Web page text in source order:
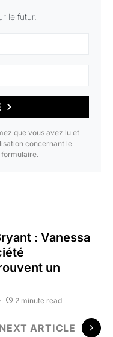
le futur.
que vous avez lu et
concernant le
formulaire.
: Vanessa
un
2 minute read
NEXT ARTICLE